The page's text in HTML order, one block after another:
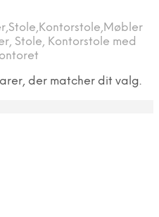
Stole, Kontorstole med
der matcher dit valg.